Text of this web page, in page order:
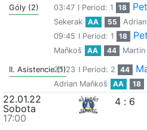
Góly (2) 03:47 I Period: 1 18
Sekerak
AA 55
09:45 I Period: 1 18
Maňkoš
AA 44 Martin
II. Asistencie (1)
25:23 I Period: 2 44
Adrian Maňkoš
AA 18
22.01.22
Sobota
17:00
4 : 6